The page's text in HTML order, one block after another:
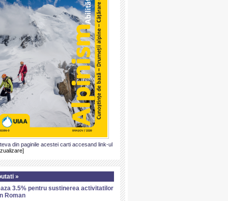
din paginile acestei carti accesand link-ul
»
3.5% pentru sustinerea activitatilor
Roman